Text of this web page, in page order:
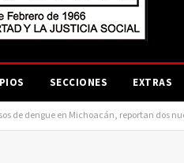
SECCIONES EXTRAS
de dengue en Michoacán, reportan dos